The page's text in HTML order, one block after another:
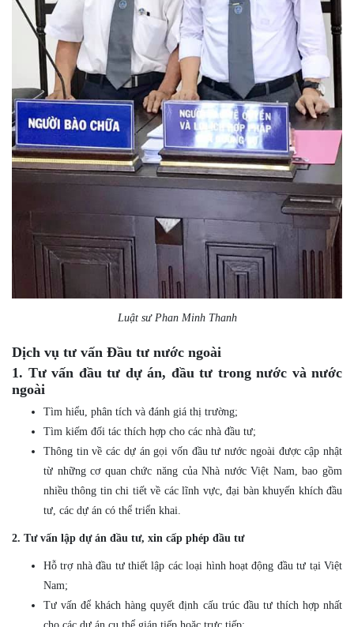
Luật sư Phan Minh Thanh
Dịch vụ tư vấn Đầu tư nước ngoài
1. Tư vấn đầu tư dự án, đầu tư trong nước và nước
ngoài
Tìm hiểu, phân tích và đánh giá thị trường;
Tìm kiếm đối tác thích hợp cho các nhà đầu tư;
Thông tin về các dự án gọi vốn đầu tư nước ngoài được cập nhật
từ những cơ quan chức năng của Nhà nước Việt Nam, bao gồm
nhiều thông tin chi tiết về các lĩnh vực, đại bàn khuyến khích đầu
tư, các dự án có thể triển khai.
2. Tư vấn lập dự án đầu tư, xin cấp phép đầu tư
Hỗ trợ nhà đầu tư thiết lập các loại hình hoạt động đầu tư tại Việt
Nam;
Tư vấn để khách hàng quyết định cấu trúc đầu tư thích hợp nhất